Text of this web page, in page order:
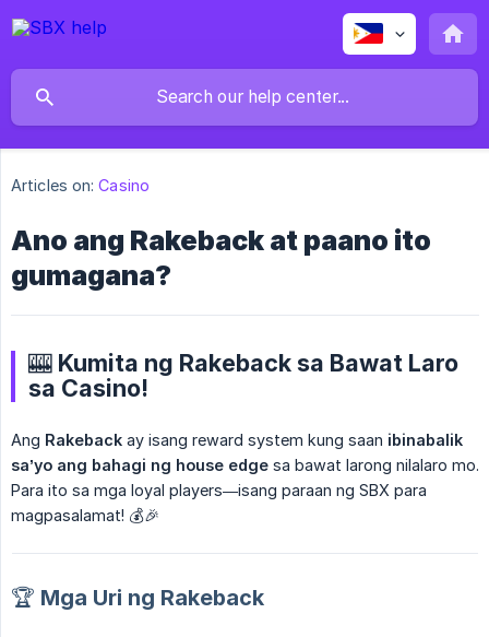
Articles on: Casino
Ano ang Rakeback at paano ito
gumagana?
🎰 Kumita ng Rakeback sa Bawat Laro
sa Casino!
Ang Rakeback ay isang reward system kung saan ibinabalik
sa’yo ang bahagi ng house edge sa bawat larong nilalaro mo.
Para ito sa mga loyal players—isang paraan ng SBX para
magpasalamat! 💰🎉
🏆 Mga Uri ng Rakeback